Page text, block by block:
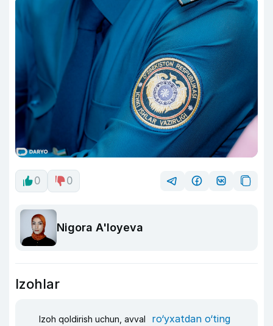
0 0
Nigora A'loyeva
Izohlar
Izoh qoldirish uchun, avval ro‘yxatdan o‘ting